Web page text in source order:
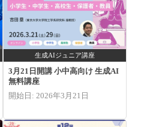
生成AIジュニア講座
3月21日開講 小中高向け 生成AI
無料講座
開始日: 2026年3月21日